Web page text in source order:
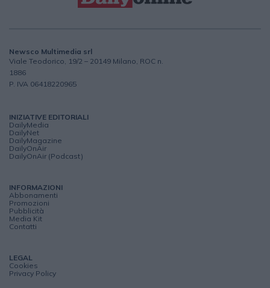
Newsco Multimedia srl
Viale Teodorico, 19/2 – 20149 Milano, ROC n.
1886
P. IVA 06418220965
INIZIATIVE EDITORIALI
DailyMedia
DailyNet
DailyMagazine
DailyOnAir
DailyOnAir (Podcast)
INFORMAZIONI
Abbonamenti
Promozioni
Pubblicità
Media Kit
Contatti
LEGAL
Cookies
Privacy Policy